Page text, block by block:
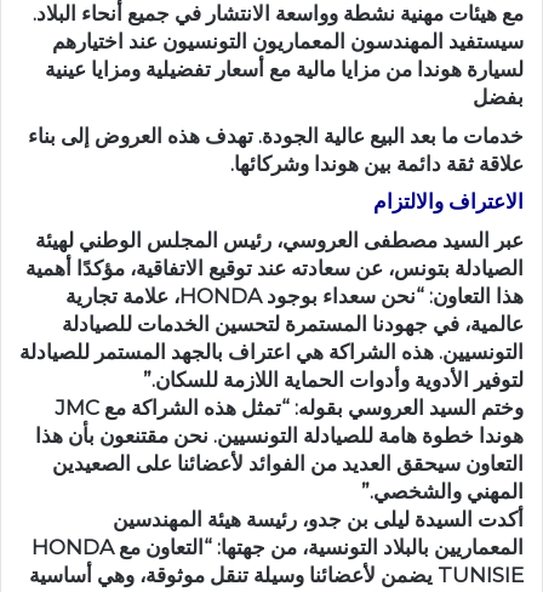
مع هيئات مهنية نشطة وواسعة الانتشار في جميع أنحاء البلاد.
سيستفيد المهندسون المعماريون التونسيون عند اختيارهم
لسيارة هوندا من مزايا مالية مع أسعار تفضيلية ومزايا عينية
بفضل
خدمات ما بعد البيع عالية الجودة. تهدف هذه العروض إلى بناء
علاقة ثقة دائمة بين هوندا وشركائها.
الاعتراف والالتزام
عبر السيد مصطفى العروسي، رئيس المجلس الوطني لهيئة
الصيادلة بتونس، عن سعادته عند توقيع الاتفاقية، مؤكدًا أهمية
هذا التعاون: “نحن سعداء بوجود HONDA، علامة تجارية
عالمية، في جهودنا المستمرة لتحسين الخدمات للصيادلة
التونسيين. هذه الشراكة هي اعتراف بالجهد المستمر للصيادلة
لتوفير الأدوية وأدوات الحماية اللازمة للسكان.”
وختم السيد العروسي بقوله: “تمثل هذه الشراكة مع JMC
هوندا خطوة هامة للصيادلة التونسيين. نحن مقتنعون بأن هذا
التعاون سيحقق العديد من الفوائد لأعضائنا على الصعيدين
المهني والشخصي.”
أكدت السيدة ليلى بن جدو، رئيسة هيئة المهندسين
المعماريين بالبلاد التونسية، من جهتها: “التعاون مع HONDA
TUNISIE يضمن لأعضائنا وسيلة تنقل موثوقة، وهي أساسية